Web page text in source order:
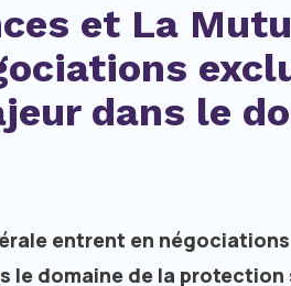
et La
dans le
entrent en
le domaine de la